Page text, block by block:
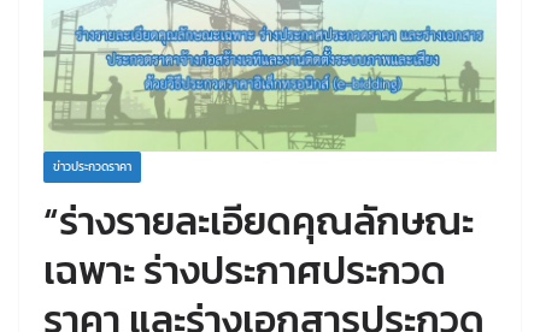
ข่าวประกวดราคา
“ร่างรายละเอียดคุณลักษณะ
เฉพาะ ร่างประกาศประกวด
ราคา และร่างเอกสารประกวด